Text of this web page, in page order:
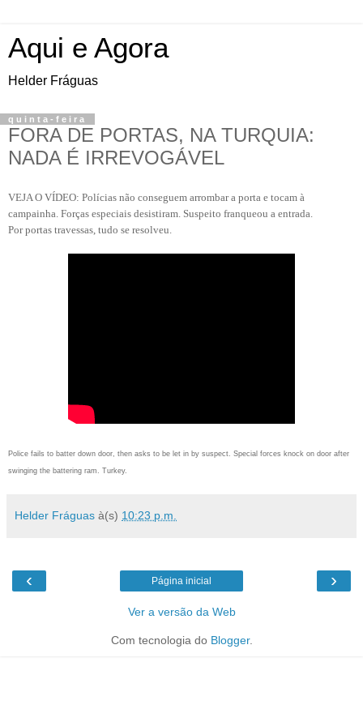
Aqui e Agora
Helder Fráguas
quinta-feira
FORA DE PORTAS, NA TURQUIA:
NADA É IRREVOGÁVEL
VEJA O VÍDEO: Polícias não conseguem arrombar a porta e tocam à
campainha. Forças especiais desistiram. Suspeito franqueou a entrada.
Por portas travessas, tudo se resolveu.
Police fails to batter down door, then asks to be let in by suspect. Special forces knock on door after
swinging the battering ram. Turkey.
Helder Fráguas à(s) 10:23 p.m.
‹ ›
Página inicial
Ver a versão da Web
Com tecnologia do Blogger.